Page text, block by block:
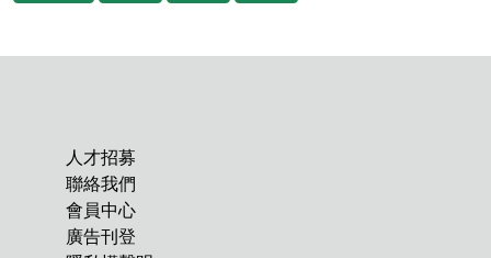
人才招募
聯絡我們
會員中心
廣告刊登